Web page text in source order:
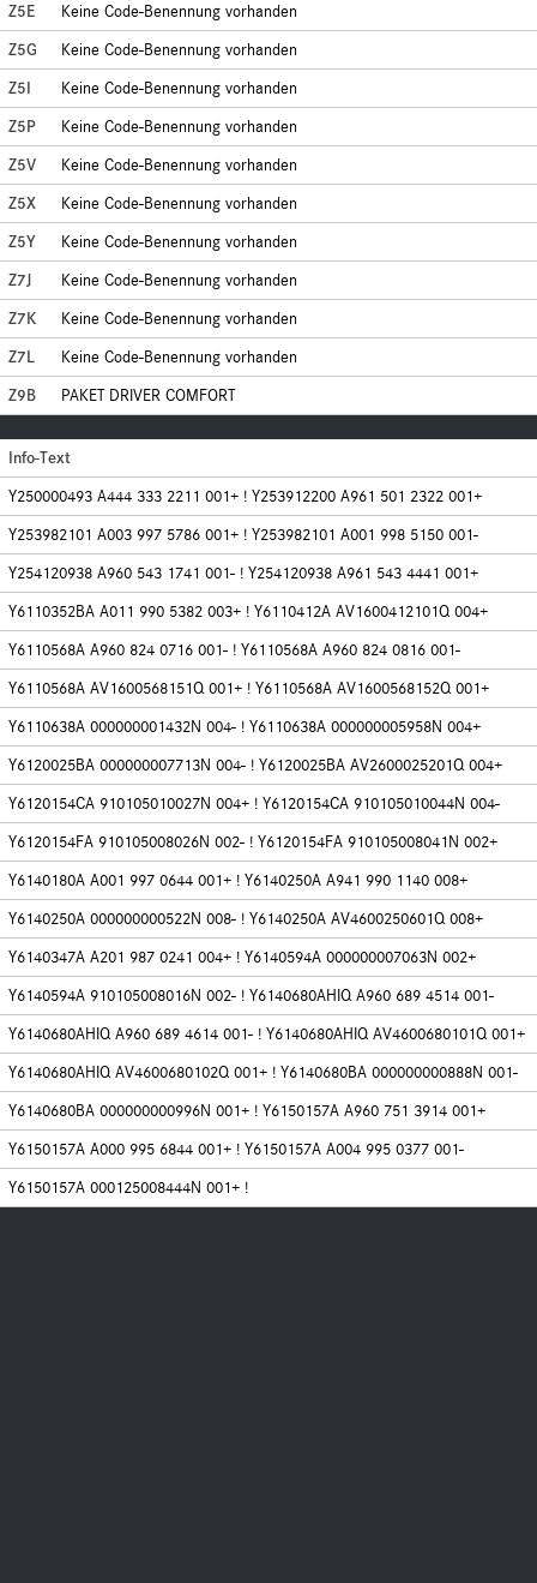
Z5E
Keine Code-Benennung vorhanden
Z5G
Keine Code-Benennung vorhanden
Z5I
Keine Code-Benennung vorhanden
Z5P
Keine Code-Benennung vorhanden
Z5V
Keine Code-Benennung vorhanden
Z5X
Keine Code-Benennung vorhanden
Z5Y
Keine Code-Benennung vorhanden
Z7J
Keine Code-Benennung vorhanden
Z7K
Keine Code-Benennung vorhanden
Z7L
Keine Code-Benennung vorhanden
Z9B
PAKET DRIVER COMFORT
Info-Text
Y250000493 A444 333 2211 001+ ! Y253912200 A961 501 2322 001+
Y253982101 A003 997 5786 001+ ! Y253982101 A001 998 5150 001-
Y254120938 A960 543 1741 001- ! Y254120938 A961 543 4441 001+
Y6110352BA A011 990 5382 003+ ! Y6110412A AV1600412101Q 004+
Y6110568A A960 824 0716 001- ! Y6110568A A960 824 0816 001-
Y6110568A AV1600568151Q 001+ ! Y6110568A AV1600568152Q 001+
Y6110638A 000000001432N 004- ! Y6110638A 000000005958N 004+
Y6120025BA 000000007713N 004- ! Y6120025BA AV2600025201Q 004+
Y6120154CA 910105010027N 004+ ! Y6120154CA 910105010044N 004-
Y6120154FA 910105008026N 002- ! Y6120154FA 910105008041N 002+
Y6140180A A001 997 0644 001+ ! Y6140250A A941 990 1140 008+
Y6140250A 000000000522N 008- ! Y6140250A AV4600250601Q 008+
Y6140347A A201 987 0241 004+ ! Y6140594A 000000007063N 002+
Y6140594A 910105008016N 002- ! Y6140680AHIQ A960 689 4514 001-
Y6140680AHIQ A960 689 4614 001- ! Y6140680AHIQ AV4600680101Q 001+
Y6140680AHIQ AV4600680102Q 001+ ! Y6140680BA 000000000888N 001-
Y6140680BA 000000000996N 001+ ! Y6150157A A960 751 3914 001+
Y6150157A A000 995 6844 001+ ! Y6150157A A004 995 0377 001-
Y6150157A 000125008444N 001+ !